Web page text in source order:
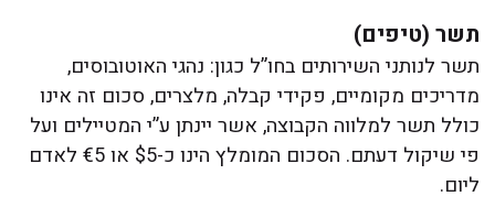
תשר (טיפים)
תשר לנותני השירותים בחו”ל כגון: נהגי האוטובוסים,
מדריכים מקומיים, פקידי קבלה, מלצרים, סכום זה אינו
כולל תשר למלווה הקבוצה, אשר יינתן ע”י המטיילים ועל
פי שיקול דעתם. הסכום המומלץ הינו כ-$5 או €5 לאדם
ליום.